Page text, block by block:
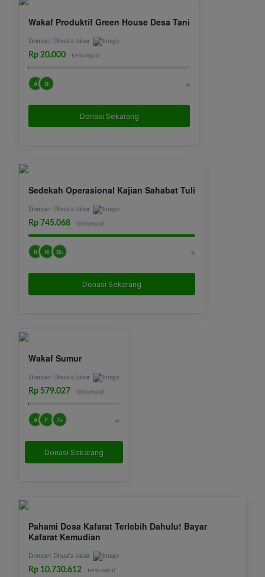
Wakaf Produktif Green House Desa Tani
Dompet Dhuafa Jabar
Rp 20.000 terkumpul
A B ∞
Donasi Sekarang
Sedekah Operasional Kajian Sahabat Tuli
Dompet Dhuafa Jabar
Rp 745.068 terkumpul
N N 52+ ∞
Donasi Sekarang
Wakaf Sumur
Dompet Dhuafa Jabar
Rp 579.027 terkumpul
A F 7+ ∞
Donasi Sekarang
Pahami Dosa Kafarat Terlebih Dahulu! Bayar
Kafarat Kemudian
Dompet Dhuafa Jabar
Rp 10.730.612 terkumpul